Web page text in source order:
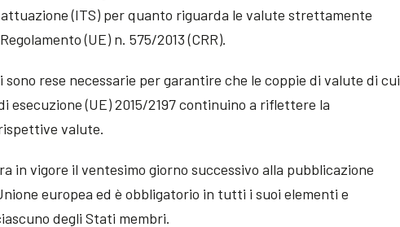
(ITS) per quanto riguarda le valute strettamente
(UE) n. 575/2013 (CRR).
rese necessarie per garantire che le coppie di valute di cui
esecuzione (UE) 2015/2197 continuino a riflettere la
valute.
in vigore il ventesimo giorno successivo alla pubblicazione
europea ed è obbligatorio in tutti i suoi elementi e
degli Stati membri.